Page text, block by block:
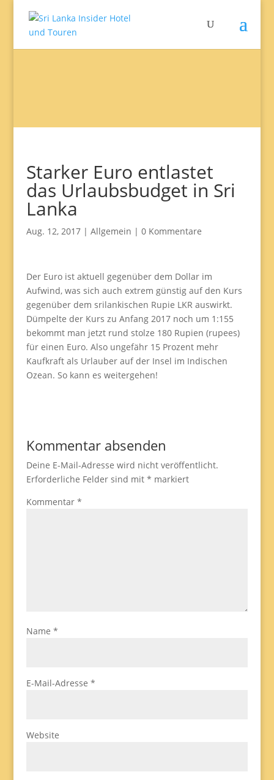
Starker Euro entlastet
das Urlaubsbudget in Sri
Lanka
Aug. 12, 2017| Allgemein | 0 Kommentare
Der Euro ist aktuell gegenüber dem Dollar im
Aufwind, was sich auch extrem günstig auf den Kurs
gegenüber dem srilankischen Rupie LKR auswirkt.
Dümpelte der Kurs zu Anfang 2017 noch um 1:155
bekommt man jetzt rund stolze 180 Rupien (rupees)
für einen Euro. Also ungefähr 15 Prozent mehr
Kaufkraft als Urlauber auf der Insel im Indischen
Ozean. So kann es weitergehen!
Kommentar absenden
Deine E-Mail-Adresse wird nicht veröffentlicht.
Erforderliche Felder sind mit * markiert
Kommentar *
Name *
E-Mail-Adresse *
Website